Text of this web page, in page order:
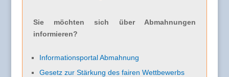
Sie möchten sich über Abmahnungen
informieren?
Informationsportal Abmahnung
Gesetz zur Stärkung des fairen Wettbewerbs